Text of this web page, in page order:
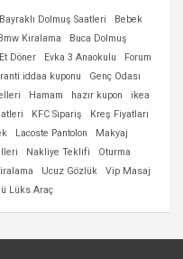
Bayraklı Dolmuş Saatleri
Bebek
Bmw Kiralama
Buca Dolmuş
Et Döner Evka 3 Anaokulu
Forum
iddaa kuponu
Genç Odası
Hamam hazır kupon
ikea
KFC Sipariş
Kreş Fiyatları
Lacoste Pantolon
Makyaj
Nakliye Teklifi
Oturma
Ucuz Gözlük
Vip Masaj
Lüks Araç